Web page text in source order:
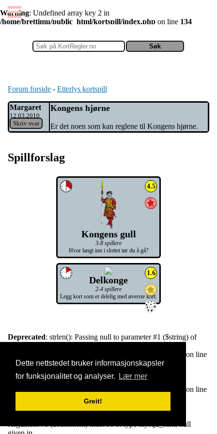
Dette nettstedet bruker informasjonskapsler
for funksjonalitet og analyser.
Lær mer
Greit!
Warning: Undefined array key 2 in
/home/brettimu/public_html/kortspill/index.php on line 134
Forum forside - Etterlys kortspill
Margaret
12.03.2010
Skriv svar
Kongens hjørne
Er det noen som kan reglene til Kongens hjørne.
Spillforslag
Kongens gull
3-8 spillere
Hvor langt inn i slottet tør du å gå?
4.5
Delkonge
2-4 spillere
Legg kort som er delelig med øverste kort.
1.6
Deprecated: strlen(): Passing null to parameter #1 ($string) of
on line
3880
Warning: Undefined variable $resultat in
on line
Argument #1 ($statement) must be of type mysqli_stmt, null